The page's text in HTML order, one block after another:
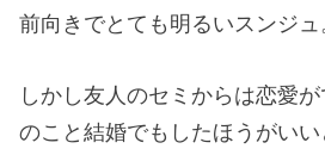
前向きでとても明るいスンジュ
しかし友人のセミからは恋愛
のこと結婚でもしたほうがい